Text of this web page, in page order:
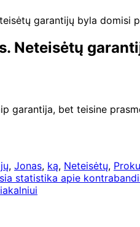
garantijų byla domisi
Neteisėtų
garantija, bet teisine
, Jonas, ką, Neteisėtų,
statistika apie